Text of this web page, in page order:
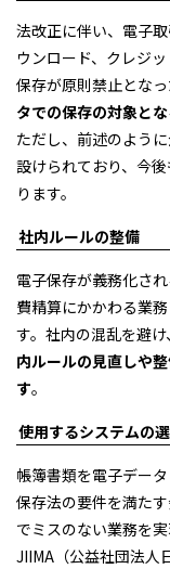
法改正に伴い、電子
ウンロード、クレジ
保存が原則禁止とな
タでの保存の対象と
ただし、前述のよう
設けられており、今
ります。
社内ルールの整備
電子保存が義務化さ
費精算にかかわる業
す。社内の混乱を避
内ルールの見直しや
す。
使用するシステムの
帳簿書類を電子デー
保存法の要件を満た
でミスのない業務を実
JIIMA（公益社団法人